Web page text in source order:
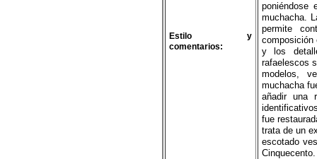
Estilo y
comentarios:
poniéndose
muchacha.
permite
composición
y los
rafaelescos
modelos,
muchacha
añadir una
fue
trata de un
escotado
Cinquecento.